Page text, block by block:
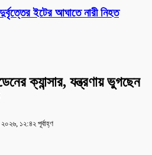
ইটের আঘাতে নারী নিহত
ক্যান্সার, যন্ত্রণায় ভুগছেন
১২:৪২ পূর্বাহ্ণ